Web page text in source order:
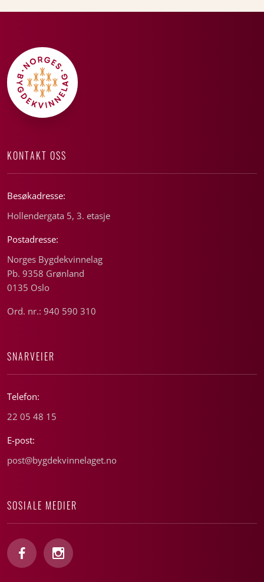
KONTAKT OSS
Besøkadresse:
Hollendergata 5, 3. etasje
Postadresse:
Norges Bygdekvinnelag
Pb. 9358 Grønland
0135 Oslo
Ord. nr.: 940 590 310
SNARVEIER
Telefon:
22 05 48 15
E-post:
post@bygdekvinnelaget.no
SOSIALE MEDIER